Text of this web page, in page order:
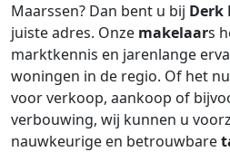
Maarssen? Dan bent u bij Derk
juiste adres. Onze makelaars
marktkennis en jarenlange
woningen in de regio. Of het
voor verkoop, aankoop of
verbouwing, wij kunnen u
nauwkeurige en betrouwbare